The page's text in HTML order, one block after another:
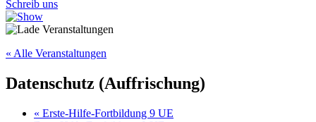
Schreib uns
« Alle Veranstaltungen
Datenschutz (Auffrischung)
« Erste-Hilfe-Fortbildung 9 UE